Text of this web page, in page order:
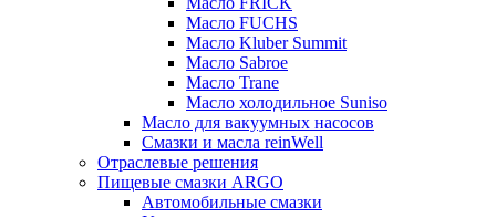
Масло FUCHS
Масло Kluber Summit
Масло Sabroe
Масло Trane
Масло холодильное Suniso
Масло для вакуумных насосов
Смазки и масла reinWell
Отраслевые решения
Пищевые смазки ARGO
Автомобильные смазки